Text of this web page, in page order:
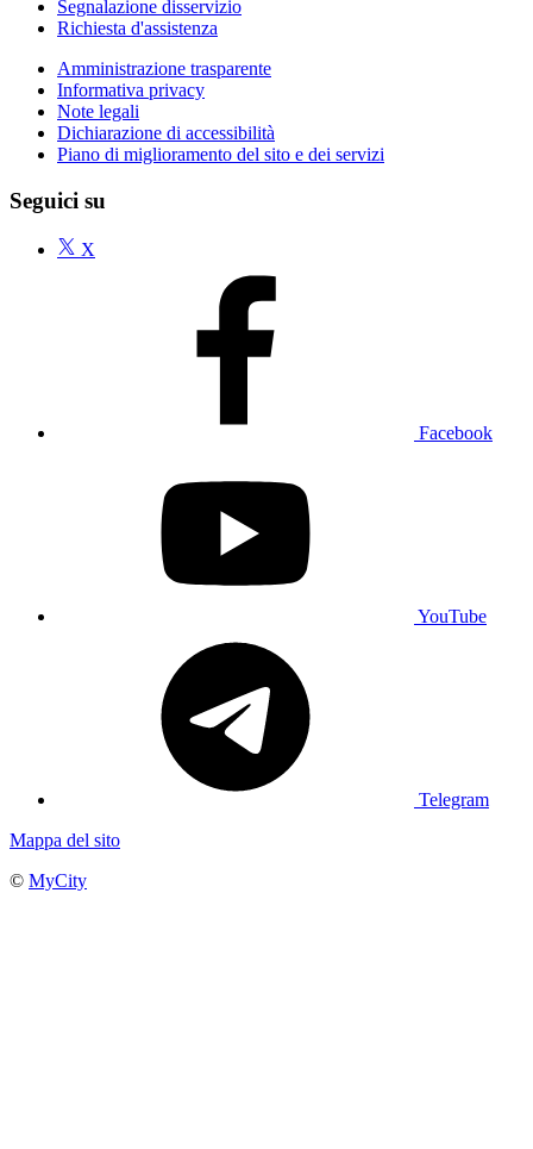
Segnalazione disservizio
Richiesta d'assistenza
Amministrazione trasparente
Informativa privacy
Note legali
Dichiarazione di accessibilità
Piano di miglioramento del sito e dei servizi
Seguici su
X
Facebook
YouTube
Telegram
Mappa del sito
© MyCity